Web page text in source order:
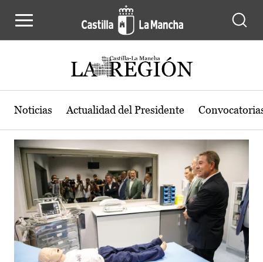
Actualidad de la región de Castilla-
Noticias Actualidad del Presidente